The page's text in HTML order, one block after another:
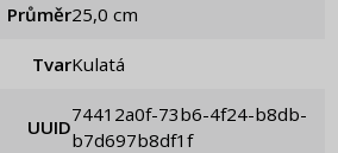
Průměr 25,0 cm
Tvar Kulatá
UUID
74412a0f-73b6-4f24-b8db-
b7d697b8df1f